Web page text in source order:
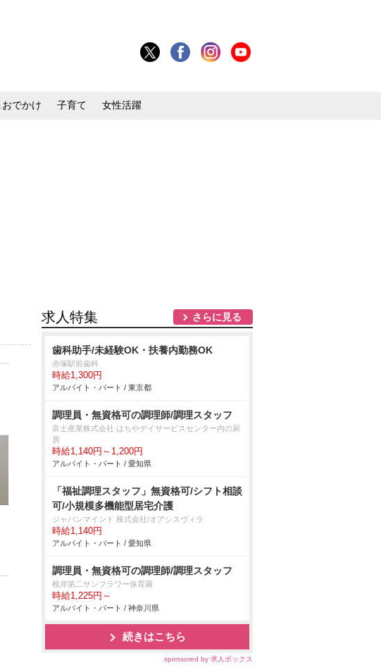
でかけ 子育て 女性活躍
求人特集 さらに見る
歯科助手/未経験OK・扶養内勤務OK
赤塚駅前歯科
時給1,300円
アルバイト・パート / 東京都
調理員・無資格可の調理師/調理スタッフ
富士産業株式会社 はちやデイサービスセンター内の厨
房
時給1,140円～1,200円
アルバイト・パート / 愛知県
「福祉調理スタッフ」無資格可/シフト相談
可/小規模多機能型居宅介護
ジャパンマインド 株式会社/オアシスヴィラ
時給1,140円
アルバイト・パート / 愛知県
調理員・無資格可の調理師/調理スタッフ
根岸第二サンフラワー保育園
時給1,225円～
アルバイト・パート / 神奈川県
続きはこちら
sponsored by 求人ボックス